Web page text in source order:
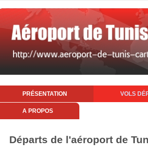
PRÉSENTATION VOLS
A PROPOS
Départs de l'aéroport de